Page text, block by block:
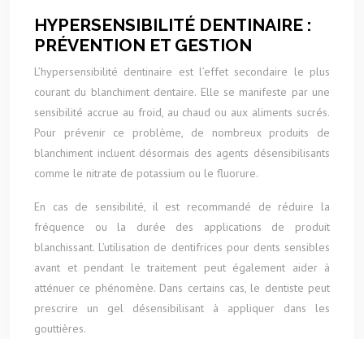
HYPERSENSIBILITÉ DENTINAIRE :
PRÉVENTION ET GESTION
L’hypersensibilité dentinaire est l’effet secondaire le plus
courant du blanchiment dentaire. Elle se manifeste par une
sensibilité accrue au froid, au chaud ou aux aliments sucrés.
Pour prévenir ce problème, de nombreux produits de
blanchiment incluent désormais des agents désensibilisants
comme le nitrate de potassium ou le fluorure.
En cas de sensibilité, il est recommandé de réduire la
fréquence ou la durée des applications de produit
blanchissant. L’utilisation de dentifrices pour dents sensibles
avant et pendant le traitement peut également aider à
atténuer ce phénomène. Dans certains cas, le dentiste peut
prescrire un gel désensibilisant à appliquer dans les
gouttières.